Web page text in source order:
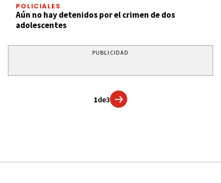
POLICIALES
Aún no hay detenidos por el crimen de dos
adolescentes
PUBLICIDAD
1de3